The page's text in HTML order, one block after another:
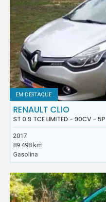
EM DESTAQUE
RENAULT CLIO
ST 0.9 TCE LIMITED - 90CV - 5P
2017
89.498 km
Gasolina